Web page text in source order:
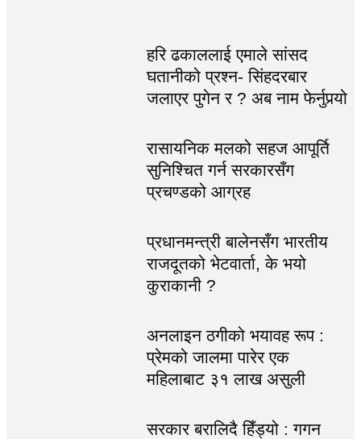
हरि ढकाललाई एमाले सांसद
घतानीको प्रश्न- सिंहदरबार
जलाएर पुगेन र ? अब नाम फेर्नुपर्‍यो
रासायनिक मलको सहज आपूर्ति
सुनिश्चित गर्न सरकारसँग
प्रचण्डको आग्रह
प्रधानमन्त्री बालेनसँग भारतीय
राजदूतको भेटवार्ता, के भयो
कुराकानी ?
अनलाइन ठगीको भयावह रूप :
प्रेमको जालमा पारेर एक
महिलाबाट ३१ लाख असुली
सरकार बरालिदै हिँड्यो : गगन